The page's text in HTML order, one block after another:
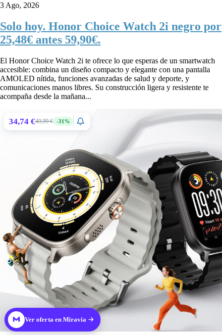
3 Ago, 2026
Solo hoy. Honor Choice Watch 2i negro por
25,48€ antes 59,90€.
El Honor Choice Watch 2i te ofrece lo que esperas de un smartwatch
accesible: combina un diseño compacto y elegante con una pantalla
AMOLED nítida, funciones avanzadas de salud y deporte, y
comunicaciones manos libres. Su construcción ligera y resistente te
acompaña desde la mañana...
34,74 €49,99 € -31%
Ver oferta en Miravia